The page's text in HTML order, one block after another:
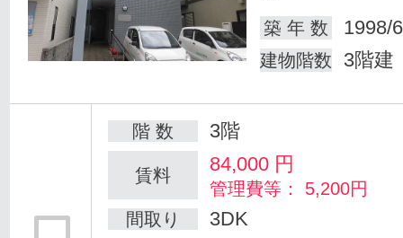
築 年 数
1998/
建物階数 3階建
階 数 3階
賃料 84,000 円
管理費等： 5,200円
間取り
3DK